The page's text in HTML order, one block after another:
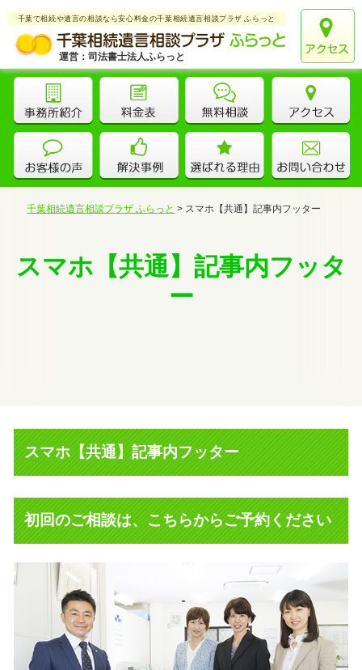
千葉で相続や遺言の相談なら安心料金の千葉相続遺言相談プラザ ふらっと
運営：司法書士法人ふらっと
千葉相続遺言相談プラザ ふらっと > スマホ【共通】記事内フッター
スマホ【共通】記事内フッタ
ー
スマホ【共通】記事内フッター
初回のご相談は、こちらからご予約ください